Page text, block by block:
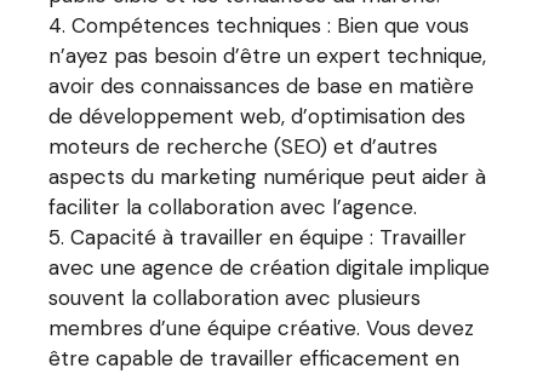
Compétences techniques : Bien que vous
n’ayez pas besoin d’être un expert technique,
avoir des connaissances de base en matière
de développement web, d’optimisation des
moteurs de recherche (SEO) et d’autres
aspects du marketing numérique peut aider à
faciliter la collaboration avec l’agence.
Capacité à travailler en équipe : Travailler
avec une agence de création digitale implique
souvent la collaboration avec plusieurs
membres d’une équipe créative. Vous devez
être capable de travailler efficacement en